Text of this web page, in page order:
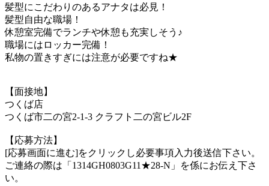
髪型にこだわりのあるアナタは必見！
髪型自由な職場！
休憩室完備でランチや休憩も充実しそう♪
職場にはロッカー完備！
私物の置きすぎには注意が必要ですね★
【面接地】
つくば店
つくば市二の宮2-1-3 クラフト二の宮ビル2F
【応募方法】
[応募画面に進む]をクリックし必要事項入力後送信下さい。
ご連絡の際は「1314GH0803G11★28-N」を係にお伝え下さ
い。